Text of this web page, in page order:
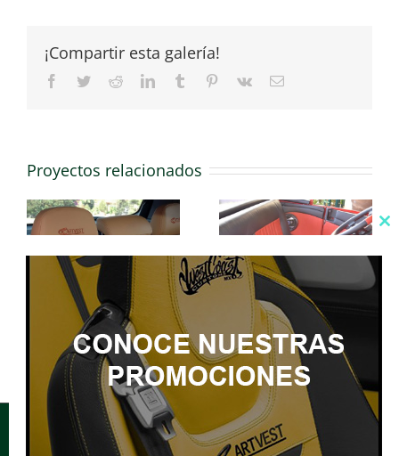
¡Compartir esta galería!
Facebook
TwitterRedditLinkedInTumblr Pinterest
Vk
Correo
Proyectos relacionados
Mercedes Benz Mitsubishi
Copyright 2021-2025 ArtVest | Derechos Reservados Aviso de
Privacidad